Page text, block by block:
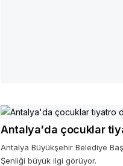
Samsung, sağlık ve
Samsung, kullanıcıların
Antalya'da çocuklar
Antalya Büyükşehir Belediye
Şenliği büyük ilgi görüyor.